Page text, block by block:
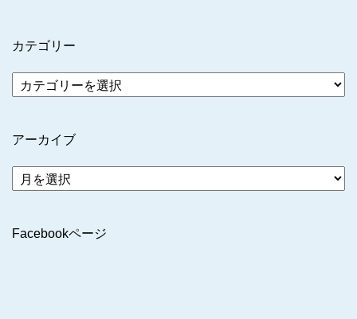
カテゴリー
アーカイブ
ア
ー
ブ
Facebookページ